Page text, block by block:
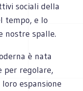
sociali della
tempo, e lo
nostre spalle.
è nata
per regolare,
espansione